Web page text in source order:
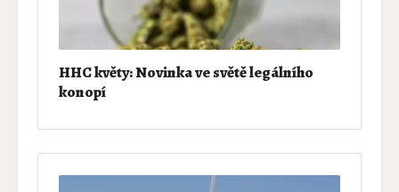
HHC květy: Novinka ve světě legálního
konopí